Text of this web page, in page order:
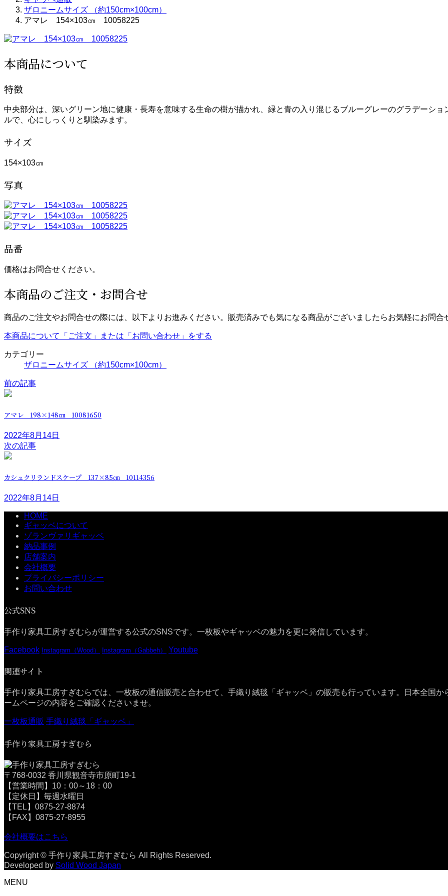
ザロニームサイズ （約150cm×100cm）
アマレ 154×103㎝ 10058225
本商品について
特徴
中央部分は、深いグリーン地に健康・長寿を意味する生命の樹が描かれ、緑と青の入り混じるブルーグレーのグラデーシ
ルで、心にしっくりと馴染みます。
サイズ
154×103㎝
写真
品番
価格はお問合せください。
本商品のご注文・お問合せ
商品のご注文やお問合せの際には、以下よりお進みください。販売済みでも気になる商品がございましたらお気軽にお問合
本商品について「ご注文」または「お問い合わせ」をする
カテゴリー
ザロニームサイズ （約150cm×100cm）
前の記事
アマレ 198×148㎝ 10081650
2022年8月14日
次の記事
カシュクリランドスケープ 137×85㎝ 10114356
2022年8月14日
HOME
ギャッベについて
ゾランヴァリギャッベ
納品事例
店舗案内
会社概要
プライバシーポリシー
お問い合わせ
公式SNS
手作り家具工房すぎむらが運営する公式のSNSです。一枚板やギャッベの魅力を更に発信しています。
Facebook Instagram（Wood） Instagram（Gabbeh） Youtube
関連サイト
手作り家具工房すぎむらでは、一枚板の通信販売と合わせて、手織り絨毯「ギャッベ」の販売も行っています。日本全国
ームページの内容をご確認くださいませ。
一枚板通販 手織り絨毯「ギャッベ」
手作り家具工房すぎむら
〒768-0032 香川県観音寺市原町19-1
【営業時間】10：00～18：00
【定休日】毎週水曜日
【TEL】0875-27-8874
【FAX】0875-27-8955
会社概要はこちら
Copyright © 手作り家具工房すぎむら All Rights Reserved.
Developed by Solid Wood Japan
MENU